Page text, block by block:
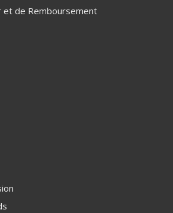
et de Remboursement